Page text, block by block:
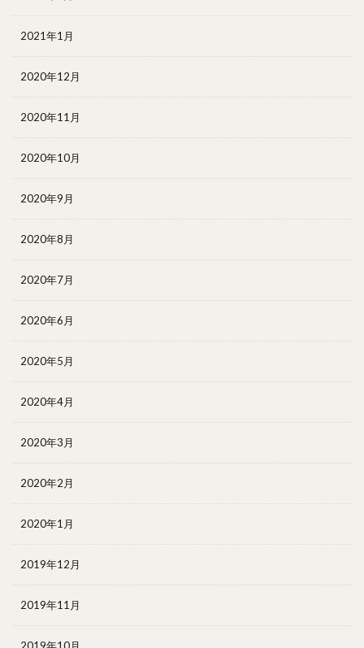
2021年1月
2020年12月
2020年11月
2020年10月
2020年9月
2020年8月
2020年7月
2020年6月
2020年5月
2020年4月
2020年3月
2020年2月
2020年1月
2019年12月
2019年11月